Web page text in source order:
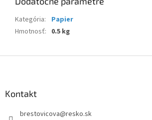
Kategória:
Papier
Hmotnosť: 0.5 kg
Kontakt
brestovicova@resko.sk